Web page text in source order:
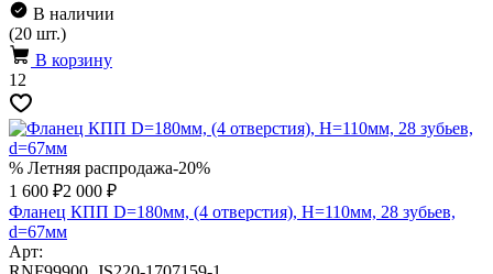
В наличии
(20 шт.)
В корзину
12
% Летняя распродажа-20%
1 600 ₽2 000 ₽
Фланец КПП D=180мм, (4 отверстия), H=110мм, 28 зубьев,
d=67мм
Арт: